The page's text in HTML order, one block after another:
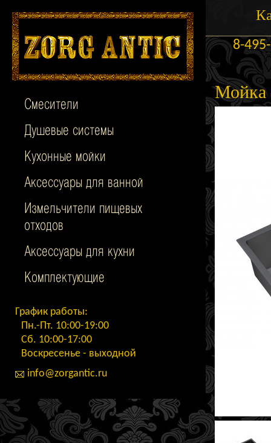
Смесители
Душевые системы
Кухонные мойки
Аксессуары для ванной
Измельчители пищевых
отходов
Аксессуары для кухни
Комплектующие
График работы:
Пн.-Пт. 10:00-19:00
Сб. 10:00-17:00
Воскресенье - выходной
info@zorgantic.ru
8-
Мойка